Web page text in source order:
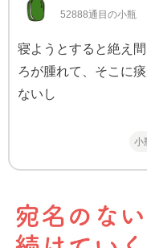
52888通目の小瓶
寝ようとすると絶え
ろが腫れて、そこに
ないし
小